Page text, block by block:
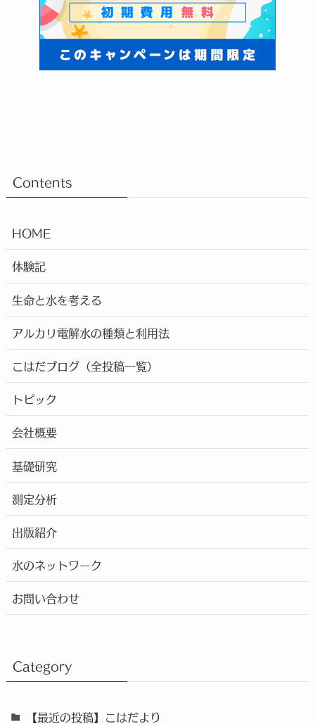
Contents
HOME
体験記
生命と水を考える
アルカリ電解水の種類と利用法
こはだブログ（全投稿一覧）
トピック
会社概要
基礎研究
測定分析
出版紹介
水のネットワーク
お問い合わせ
Category
【最近の投稿】こはだより